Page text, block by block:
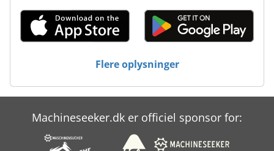
Flere oplysninger
Machineseeker.dk er officiel sponsor for: